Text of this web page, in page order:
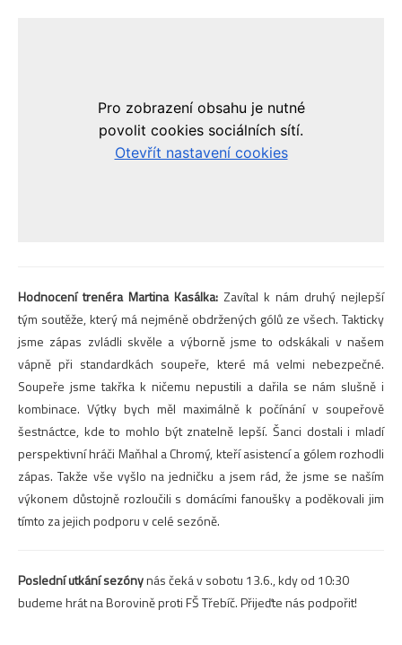
Hodnocení trenéra Martina Kasálka: Zavítal k nám druhý nejlepší
tým soutěže, který má nejméně obdržených gólů ze všech. Takticky
jsme zápas zvládli skvěle a výborně jsme to odskákali v našem
vápně při standardkách soupeře, které má velmi nebezpečné.
Soupeře jsme takřka k ničemu nepustili a dařila se nám slušně i
kombinace. Výtky bych měl maximálně k počínání v soupeřově
šestnáctce, kde to mohlo být znatelně lepší. Šanci dostali i mladí
perspektivní hráči Maňhal a Chromý, kteří asistencí a gólem rozhodli
zápas. Takže vše vyšlo na jedničku a jsem rád, že jsme se naším
výkonem důstojně rozloučili s domácími fanoušky a poděkovali jim
tímto za jejich podporu v celé sezóně.
Poslední utkání sezónynás čeká v sobotu 13.6., kdy od 10:30
budeme hrát na Borovině proti FŠ Třebíč. Přijeďte nás podpořit!